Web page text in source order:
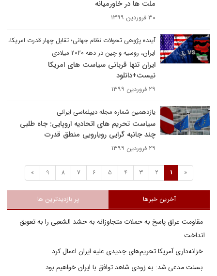
ملت ها در خاورمیانه
۳۰ فروردین ۱۳۹۹
آینده پژوهی تحولات نظام جهانی؛ تقابل چهار قدرت امریکا،
ایران، روسیه و چین در دهه ۲۰۲۰ میلادی
ایران تنها قربانی سیاست های امریکا
نیست+دانلود
۲۹ فروردین ۱۳۹۹
یازدهمین شماره مجله دیپلماسی ایرانی
سیاست تحریم های اتحادیه اروپایی: جاه طلبی
چند جانبه گرایی رویارویی منطق قدرت
۲۹ فروردین ۱۳۹۹
«
1
2
3
4
5
6
7
8
9
»
آخرین خبرها پر بازدیدترین ها
مقاومت عراق پاسخ به حملات متجاوزانه به حشد الشعبی را به تعویق
انداخت
خزانه‌داری آمریکا تحریم‌های جدیدی علیه ایران اعمال کرد
بسنت مدعی شد: به زودی شاهد توافق با ایران خواهیم بود